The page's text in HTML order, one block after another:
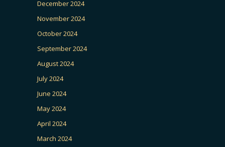
December 2024
November 2024
October 2024
September 2024
August 2024
July 2024
June 2024
May 2024
April 2024
March 2024